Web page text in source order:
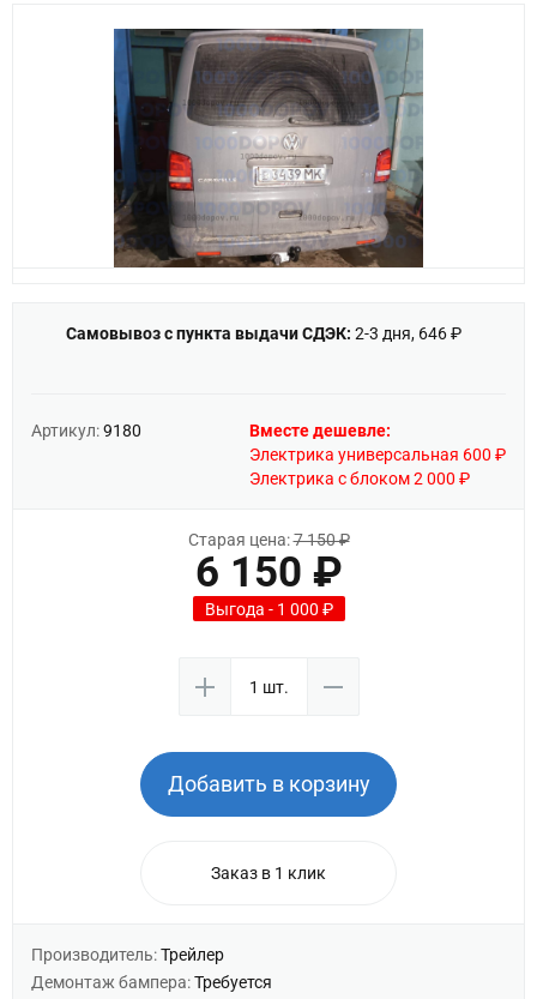
Самовывоз с пункта выдачи СДЭК: 2-3 дня, 646 ₽
Артикул:9180
Вместе дешевле:
Электрика универсальная 600 ₽
Электрика с блоком 2 000 ₽
Старая цена:7 150 ₽
6 150 ₽
Выгода - 1 000 ₽
Добавить в корзину
Заказ в 1 клик
Производитель:Трейлер
Демонтаж бампера:Требуется